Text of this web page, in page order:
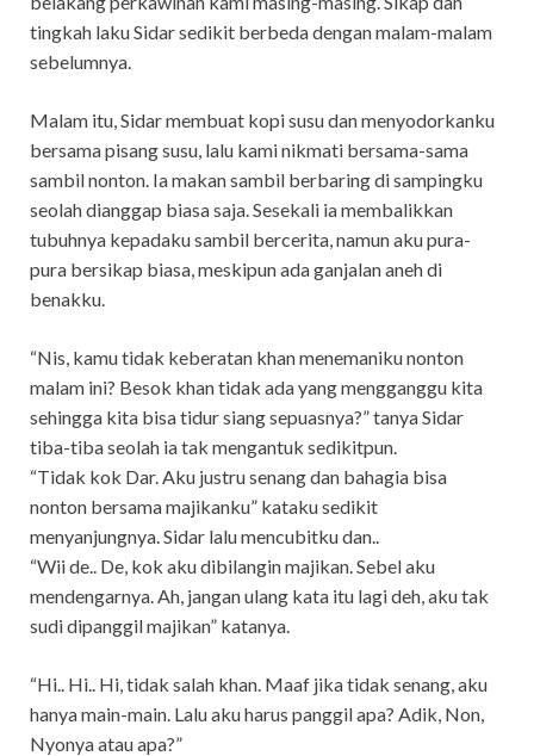
tingkah laku Sidar sedikit berbeda dengan malam-malam
sebelumnya.
Malam itu, Sidar membuat kopi susu dan menyodorkanku
bersama pisang susu, lalu kami nikmati bersama-sama
sambil nonton. Ia makan sambil berbaring di sampingku
seolah dianggap biasa saja. Sesekali ia membalikkan
tubuhnya kepadaku sambil bercerita, namun aku pura-
pura bersikap biasa, meskipun ada ganjalan aneh di
benakku.
“Nis, kamu tidak keberatan khan menemaniku nonton
malam ini? Besok khan tidak ada yang mengganggu kita
sehingga kita bisa tidur siang sepuasnya?” tanya Sidar
tiba-tiba seolah ia tak mengantuk sedikitpun.
“Tidak kok Dar. Aku justru senang dan bahagia bisa
nonton bersama majikanku” kataku sedikit
menyanjungnya. Sidar lalu mencubitku dan..
“Wii de.. De, kok aku dibilangin majikan. Sebel aku
mendengarnya. Ah, jangan ulang kata itu lagi deh, aku tak
sudi dipanggil majikan” katanya.
“Hi.. Hi.. Hi, tidak salah khan. Maaf jika tidak senang, aku
hanya main-main. Lalu aku harus panggil apa? Adik, Non,
Nyonya atau apa?”